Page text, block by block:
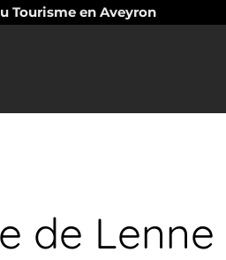
Tourisme en Aveyron
de Lenne